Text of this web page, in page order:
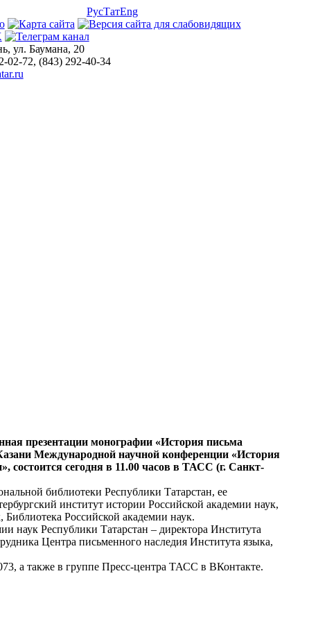
РусТатEng
ул. Баумана, 20
02-72, (843) 292-40-34
презентации монографии «История письма
Международной научной конференции «История
состоится сегодня в 11.00 часов в ТАСС (г. Санкт-
библиотеки Республики Татарстан, ее
институт истории Российской академии наук,
Российской академии наук.
наук Республики Татарстан – директора Института
Центра письменного наследия Института языка,
а также в группе Пресс-центра ТАСС в ВКонтакте.